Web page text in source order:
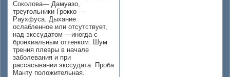
Соколова— Дамуазо,
треугольники Грокко —
Раухфуса. Дыхание
ослабленное или отсутствует,
над экссудатом —иногда с
бронхиальным оттенком. Шум
трения плевры в начале
заболевания и при
рассасывании экссудата. Проба
Манту положительная.